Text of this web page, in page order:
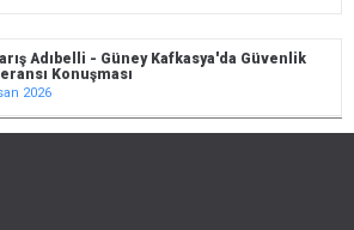
Adıbelli - Güney Kafkasya'da Güvenlik
Konuşması
2026